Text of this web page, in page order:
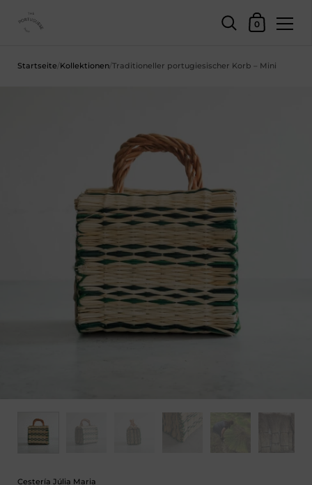
Einkaufswagen
0
Startseite/Kollektionen/Traditioneller portugiesischer Korb – Mini
Cestería Júlia Maria